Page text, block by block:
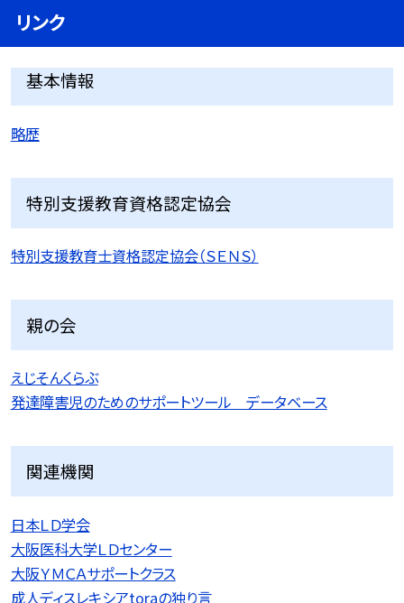
リンク
基本情報
略歴
特別支援教育資格認定協会
特別支援教育士資格認定協会（ＳＥＮＳ）
親の会
えじそんくらぶ
発達障害児のためのサポートツール データベース
関連機関
日本ＬＤ学会
大阪医科大学ＬＤセンター
大阪ＹＭＣＡサポートクラス
成人ディスレキシアtoraの独り言